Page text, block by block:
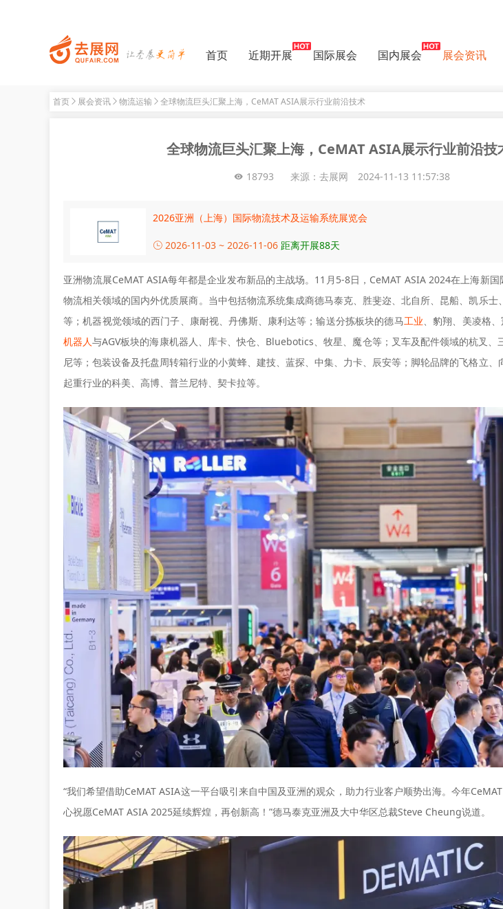
首页 近期开展 国际展会 国内展会 展会资讯
首页 展会资讯 物流运输 全球物流巨头汇聚上海，CeMAT ASIA展示行业前沿技术
全球物流巨头汇聚上海，CeMAT ASIA展示行业前沿技
18793 来源：去展网 2024-11-13 11:57:38
2026亚洲（上海）国际物流技术及运输系统展览会
2026-11-03 ~ 2026-11-06 距离开展88天
亚洲物流展CeMAT ASIA每年都是企业发布新品的主战场。11月5-8日，CeMAT ASIA 2024在上海新
物流相关领域的国内外优质展商。当中包括物流系统集成商德马泰克、胜斐迩、北自所、昆船、凯乐士
等；机器视觉领域的西门子、康耐视、丹佛斯、康利达等；输送分拣板块的德马工业、豹翔、美凌格
机器人与AGV板块的海康机器人、库卡、快仓、Bluebotics、牧星、魔仓等；叉车及配件领域的杭叉、
尼等；包装设备及托盘周转箱行业的小黄蜂、建技、蓝探、中集、力卡、辰安等；脚轮品牌的飞格立、
起重行业的科美、高博、普兰尼特、契卡拉等。
“我们希望借助CeMAT ASIA这一平台吸引来自中国及亚洲的观众，助力行业客户顺势出海。今年
心祝愿CeMAT ASIA 2025延续辉煌，再创新高！”德马泰克亚洲及大中华区总裁Steve Cheung说道。